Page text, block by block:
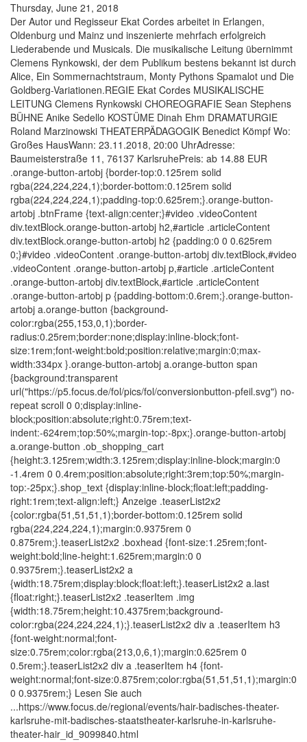
Thursday, June 21, 2018
Der Autor und Regisseur Ekat Cordes arbeitet in Erlangen,
Oldenburg und Mainz und inszenierte mehrfach erfolgreich
Liederabende und Musicals. Die musikalische Leitung übernimmt
Clemens Rynkowski, der dem Publikum bestens bekannt ist durch
Alice, Ein Sommernachtstraum, Monty Pythons Spamalot und Die
Goldberg-Variationen.REGIE Ekat Cordes MUSIKALISCHE
LEITUNG Clemens Rynkowski CHOREOGRAFIE Sean Stephens
BÜHNE Anike Sedello KOSTÜME Dinah Ehm DRAMATURGIE
Roland Marzinowski THEATERPÄDAGOGIK Benedict Kömpf Wo:
Großes HausWann: 23.11.2018, 20:00 UhrAdresse:
Baumeisterstraße 11, 76137 KarlsruhePreis: ab 14.88 EUR
.orange-button-artobj {border-top:0.125rem solid
rgba(224,224,224,1);border-bottom:0.125rem solid
rgba(224,224,224,1);padding-top:0.625rem;}.orange-button-
artobj .btnFrame {text-align:center;}#video .videoContent
div.textBlock.orange-button-artobj h2,#article .articleContent
div.textBlock.orange-button-artobj h2 {padding:0 0 0.625rem
0;}#video .videoContent .orange-button-artobj div.textBlock,#video
.videoContent .orange-button-artobj p,#article .articleContent
.orange-button-artobj div.textBlock,#article .articleContent
.orange-button-artobj p {padding-bottom:0.6rem;}.orange-button-
artobj a.orange-button {background-
color:rgba(255,153,0,1);border-
radius:0.25rem;border:none;display:inline-block;font-
size:1rem;font-weight:bold;position:relative;margin:0;max-
width:334px }.orange-button-artobj a.orange-button span
{background:transparent
url("https://p5.focus.de/fol/pics/fol/conversionbutton-pfeil.svg") no-
repeat scroll 0 0;display:inline-
block;position:absolute;right:0.75rem;text-
indent:-624rem;top:50%;margin-top:-8px;}.orange-button-artobj
a.orange-button .ob_shopping_cart
{height:3.125rem;width:3.125rem;display:inline-block;margin:0
-1.4rem 0 0.4rem;position:absolute;right:3rem;top:50%;margin-
top:-25px;}.shop_text {display:inline-block;float:left;padding-
right:1rem;text-align:left;} Anzeige .teaserList2x2
{color:rgba(51,51,51,1);border-bottom:0.125rem solid
rgba(224,224,224,1);margin:0.9375rem 0
0.875rem;}.teaserList2x2 .boxhead {font-size:1.25rem;font-
weight:bold;line-height:1.625rem;margin:0 0
0.9375rem;}.teaserList2x2 a
{width:18.75rem;display:block;float:left;}.teaserList2x2 a.last
{float:right;}.teaserList2x2 .teaserItem .img
{width:18.75rem;height:10.4375rem;background-
color:rgba(224,224,224,1);}.teaserList2x2 div a .teaserItem h3
{font-weight:normal;font-
size:0.75rem;color:rgba(213,0,6,1);margin:0.625rem 0
0.5rem;}.teaserList2x2 div a .teaserItem h4 {font-
weight:normal;font-size:0.875rem;color:rgba(51,51,51,1);margin:0
0 0.9375rem;} Lesen Sie auch
...https://www.focus.de/regional/events/hair-badisches-theater-
karlsruhe-mit-badisches-staatstheater-karlsruhe-in-karlsruhe-
theater-hair_id_9099840.html